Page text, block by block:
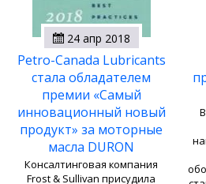
24 апр 2018
Petro-Canada Lubricants
стала обладателем
премии «Самый
инновационный новый
продукт» за моторные
масла DURON
Консалтинговая компания
Frost & Sullivan присудила